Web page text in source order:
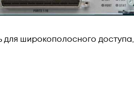
для широкополосного доступа,